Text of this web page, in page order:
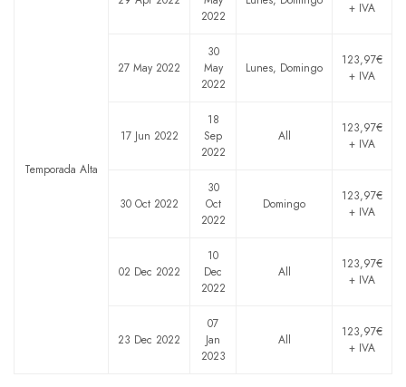
Temporada Alta
2022
+ IVA
27 May 2022
30
May
2022
Lunes, Domingo
123,97€
+ IVA
17 Jun 2022
18
Sep
2022
All
123,97€
+ IVA
30 Oct 2022
30
Oct
2022
Domingo
123,97€
+ IVA
02 Dec 2022
10
Dec
2022
All
123,97€
+ IVA
23 Dec 2022
07
Jan
2023
All
123,97€
+ IVA